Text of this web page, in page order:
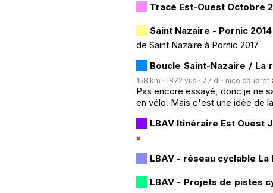
Tracé Est-Ouest Octobre
Saint Nazaire - Pornic 2014
de Saint Nazaire à Pornic 2017
Boucle Saint-Nazaire / La
158 km · 1872 vus · 77 dl · nico.coudret
Pas encore essayé, donc je ne
en vélo. Mais c'est une idée de
LBAV Itinéraire Est Ouest
LBAV - réseau cyclable La
LBAV - Projets de pistes